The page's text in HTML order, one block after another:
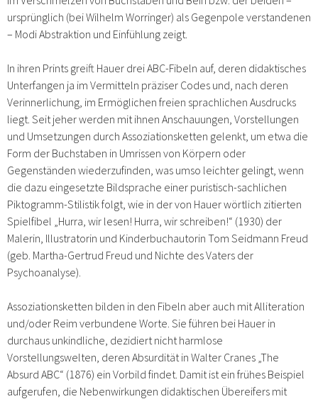
ursprünglich (bei Wilhelm Worringer) als Gegenpole verstandenen
– Modi Abstraktion und Einfühlung zeigt.
In ihren Prints greift Hauer drei ABC-Fibeln auf, deren didaktisches
Unterfangen ja im Vermitteln präziser Codes und, nach deren
Verinnerlichung, im Ermöglichen freien sprachlichen Ausdrucks
liegt. Seit jeher werden mit ihnen Anschauungen, Vorstellungen
und Umsetzungen durch Assoziationsketten gelenkt, um etwa die
Form der Buchstaben in Umrissen von Körpern oder
Gegenständen wiederzufinden, was umso leichter gelingt, wenn
die dazu eingesetzte Bildsprache einer puristisch-sachlichen
Piktogramm-Stilistik folgt, wie in der von Hauer wörtlich zitierten
Spielfibel „Hurra, wir lesen! Hurra, wir schreiben!“ (1930) der
Malerin, Illustratorin und Kinderbuchautorin Tom Seidmann Freud
(geb. Martha-Gertrud Freud und Nichte des Vaters der
Psychoanalyse).
Assoziationsketten bilden in den Fibeln aber auch mit Alliteration
und/oder Reim verbundene Worte. Sie führen bei Hauer in
durchaus unkindliche, dezidiert nicht harmlose
Vorstellungswelten, deren Absurdität in Walter Cranes „The
Absurd ABC“ (1876) ein Vorbild findet. Damit ist ein frühes Beispiel
aufgerufen, die Nebenwirkungen didaktischen Übereifers mit